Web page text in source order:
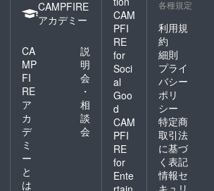
CAMPFIRE
アカデミー
CA
MP
FI
RE
ア
カ
デ
ミ
ー
と
は
説
明
会
・
相
談
会
CAM
PFI
RE
for
Soci
al
Goo
d
CAM
PFI
RE
for
Ente
各種規定
利用規
約
細則
プライ
バシー
ポリ
シー
特定商
取引法
に基づ
く表記
情報セ